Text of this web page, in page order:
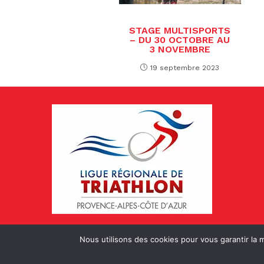
STAGE MULTISPORTS
– DU 30 OCTOBRE AU
3 NOVEMBRE
19 septembre 2023
Nous utilisons des cookies pour vous garantir